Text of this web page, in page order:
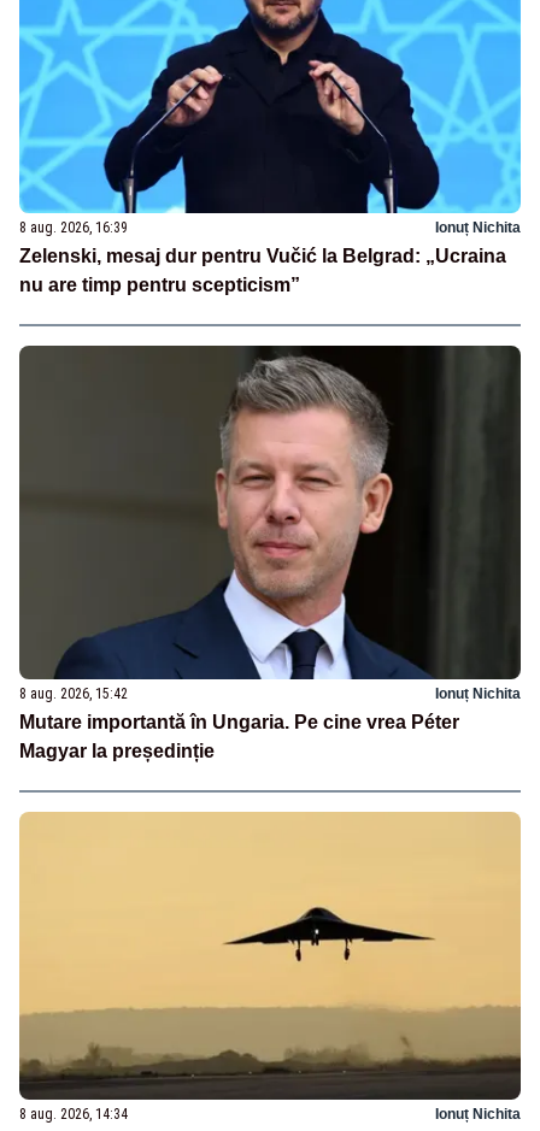
8 aug. 2026, 16:39 Ionuț Nichita
Zelenski, mesaj dur pentru Vučić la Belgrad: „Ucraina
nu are timp pentru scepticism”
8 aug. 2026, 15:42 Ionuț Nichita
Mutare importantă în Ungaria. Pe cine vrea Péter
Magyar la președinție
8 aug. 2026, 14:34 Ionuț Nichita